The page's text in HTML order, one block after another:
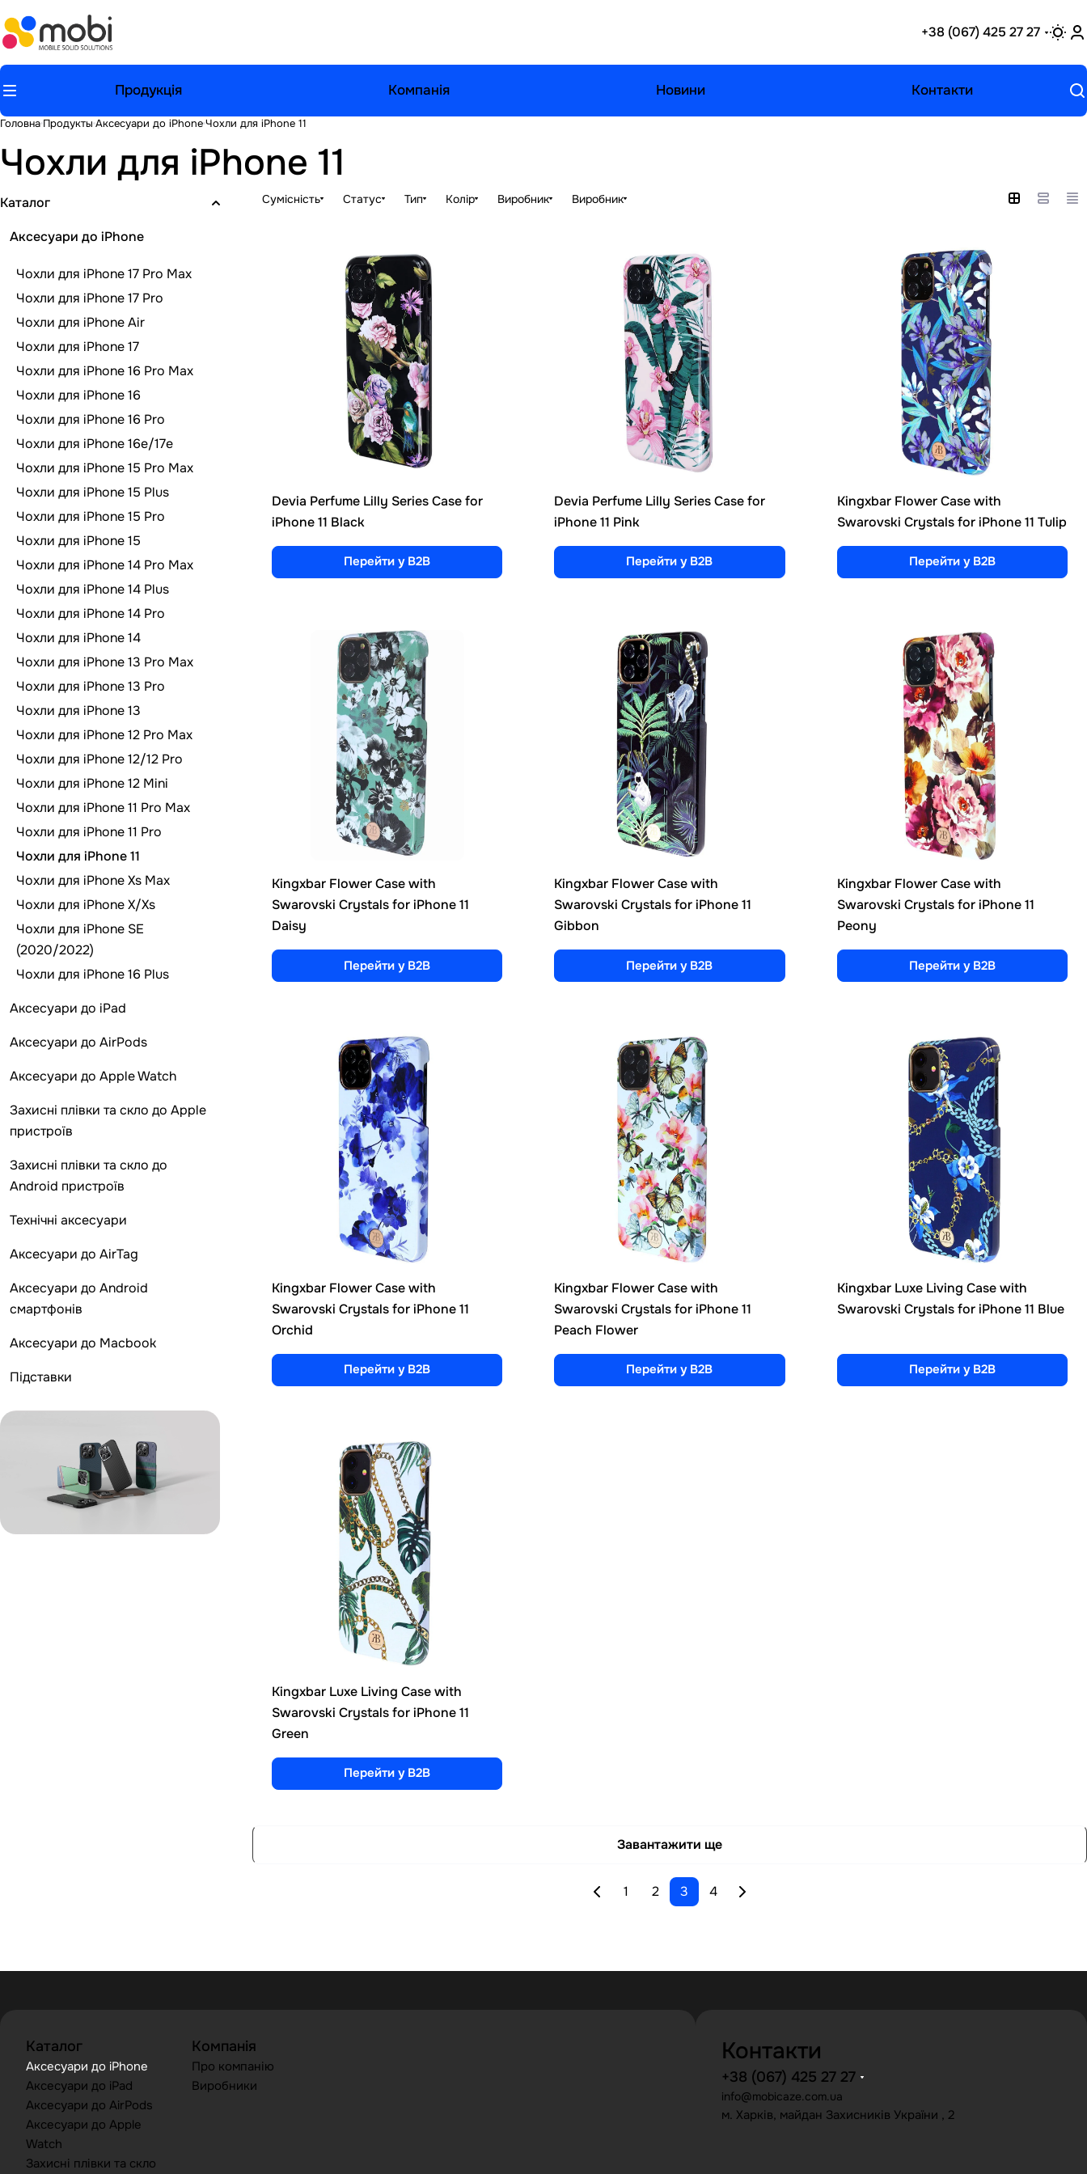
+38 (067) 425 27 27
Продукція Компанія Новини Контакти
Головна Продукты Аксесуари до iPhoneЧохли для iPhone 11
Чохли для iPhone 11
Сумісність Статус Тип Колір Виробник Виробник
Devia Perfume Lilly Series Case for
iPhone 11 Black
Перейти у B2B
Devia Perfume Lilly Series Case for
iPhone 11 Pink
Перейти у B2B
Kingxbar Flower Case with
Swarovski Crystals for iPhone 11 Tulip
Перейти у B2B
Kingxbar Flower Case with
Swarovski Crystals for iPhone 11
Daisy
Перейти у B2B
Kingxbar Flower Case with
Swarovski Crystals for iPhone 11
Gibbon
Перейти у B2B
Kingxbar Flower Case with
Swarovski Crystals for iPhone 11
Peony
Перейти у B2B
Kingxbar Flower Case with
Swarovski Crystals for iPhone 11
Orchid
Перейти у B2B
Kingxbar Flower Case with
Swarovski Crystals for iPhone 11
Peach Flower
Перейти у B2B
Kingxbar Luxe Living Case with
Swarovski Crystals for iPhone 11 Blue
Перейти у B2B
Kingxbar Luxe Living Case with
Swarovski Crystals for iPhone 11
Green
Перейти у B2B
Завантажити ще
1 2 3 4
Каталог
Аксесуари до iPhone
Чохли для iPhone 17 Pro Max
Чохли для iPhone 17 Pro
Чохли для iPhone Air
Чохли для iPhone 17
Чохли для iPhone 16 Pro Max
Чохли для iPhone 16
Чохли для iPhone 16 Pro
Чохли для iPhone 16e/17e
Чохли для iPhone 15 Pro Max
Чохли для iPhone 15 Plus
Чохли для iPhone 15 Pro
Чохли для iPhone 15
Чохли для iPhone 14 Pro Max
Чохли для iPhone 14 Plus
Чохли для iPhone 14 Pro
Чохли для iPhone 14
Чохли для iPhone 13 Pro Max
Чохли для iPhone 13 Pro
Чохли для iPhone 13
Чохли для iPhone 12 Pro Max
Чохли для iPhone 12/12 Pro
Чохли для iPhone 12 Mini
Чохли для iPhone 11 Pro Max
Чохли для iPhone 11 Pro
Чохли для iPhone 11
Чохли для iPhone Xs Max
Чохли для iPhone X/Xs
Чохли для iPhone SE
(2020/2022)
Чохли для iPhone 16 Plus
Аксесуари до iPad
Аксесуари до AirPods
Аксесуари до Apple Watch
Захисні плівки та скло до Apple
пристроїв
Захисні плівки та скло до
Android пристроїв
Технічні аксесуари
Аксесуари до AirTag
Аксесуари до Android
смартфонів
Аксесуари до Macbook
Підставки
Каталог
Аксесуари до iPhone
Аксесуари до iPad
Аксесуари до AirPods
Аксесуари до Apple
Watch
Захисні плівки та скло
Компанія
Про компанію
Виробники
Контакти
+38 (067) 425 27 27
info@mobicaze.com.ua
м. Харків, майдан Захисників України , 2